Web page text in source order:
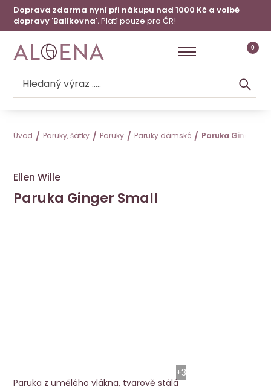
Doprava zdarma nyní při nákupu nad 1000 Kč a volbě
dopravy 'Balíkovna'.Platí pouze pro ČR!
0
Úvod Paruky, šátky Paruky Paruky dámské Paruka Ginger
Ellen Wille
Paruka Ginger Small
+3
Paruka z umělého vlákna, tvarově stálá